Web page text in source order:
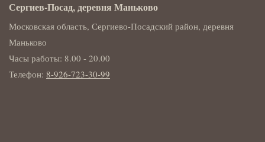
Сергиев-Посад, деревня Маньково
Московская область, Сергиево-Посадский район, деревня
Маньково
Часы работы: 8.00 - 20.00
Телефон: 8-926-723-30-99